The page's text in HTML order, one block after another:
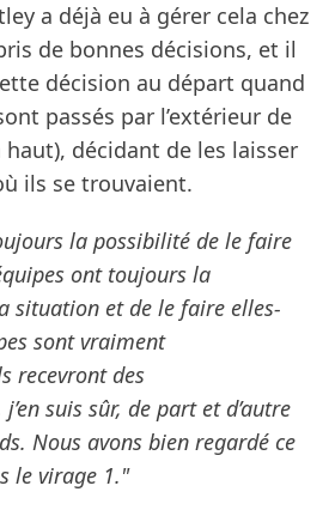
a déjà eu à gérer cela chez
de bonnes décisions, et il
décision au départ quand
passés par l’extérieur de
décidant de les laisser
ils se trouvaient.
la possibilité de le faire
ont toujours la
situation et de le faire elles-
sont vraiment
recevront des
suis sûr, de part et d’autre
Nous avons bien regardé ce
le virage 1."